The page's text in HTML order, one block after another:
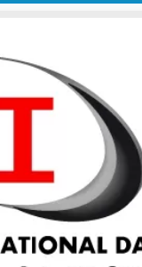
Ahorro
de Comercio